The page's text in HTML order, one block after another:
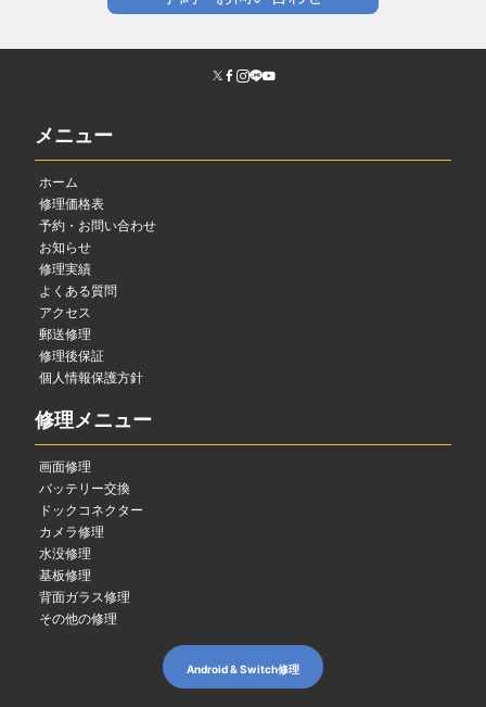
メニュー
ホーム
修理価格表
予約・お問い合わせ
お知らせ
修理実績
よくある質問
アクセス
郵送修理
修理後保証
個人情報保護方針
修理メニュー
画面修理
バッテリー交換
ドックコネクター
カメラ修理
水没修理
基板修理
背面ガラス修理
その他の修理
Android & Switch修理